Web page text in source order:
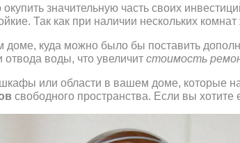
значительную часть своих
Так как при наличии нескольких
доме, куда можно было бы поставить
отвода воды, что увеличит стоимость
или области в вашем доме, которые
свободного пространства. Если вы